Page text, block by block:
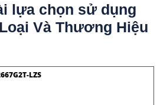
lựa chọn sử dụng
Và Thương Hiệu
LZS